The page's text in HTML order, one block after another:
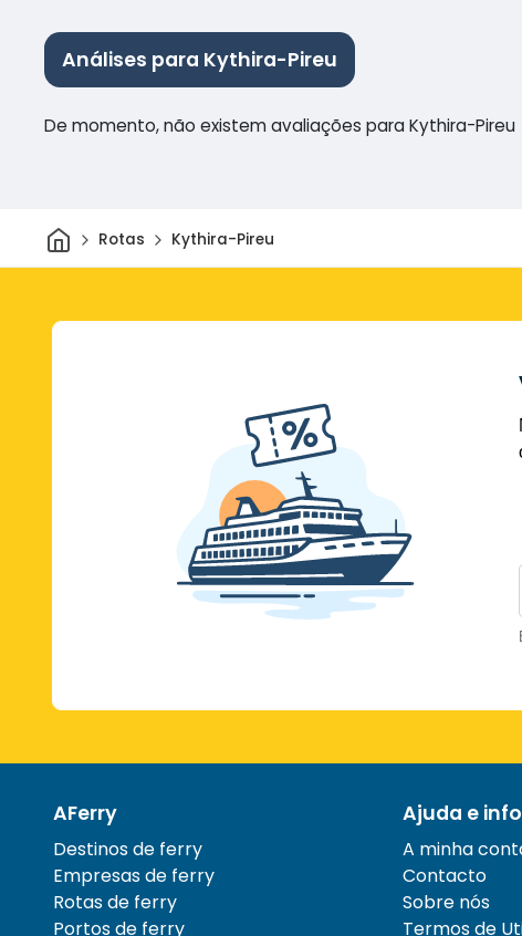
Análises para Kythira-Pireu
De momento, não existem avaliações para Kythira-Pireu
CasaRotas Kythira-Pireu
AFerry
Destinos de ferry
Empresas de ferry
Rotas de ferry
Portos de ferry
Ajuda e
A minha
Contacto
Sobre nós
Termos de